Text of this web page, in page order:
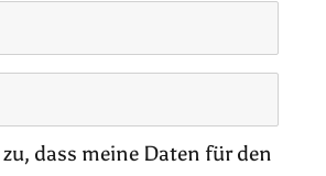
dass meine Daten für den